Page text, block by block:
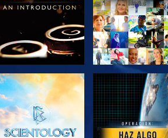
VE
EXPLORA LAS
SERIES